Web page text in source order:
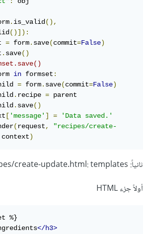
.is_valid(),
()]):
= form.save(commit=False)
.save()
in formset:
child
= form.save(commit=False)
child
.recipe = parent
child
.save()
['message'] =
'Data saved.'
(request,
"recipes/create-
context)
ثانياً: recipes/create-update.html: templates
أولاً جزء HTML
</h3>